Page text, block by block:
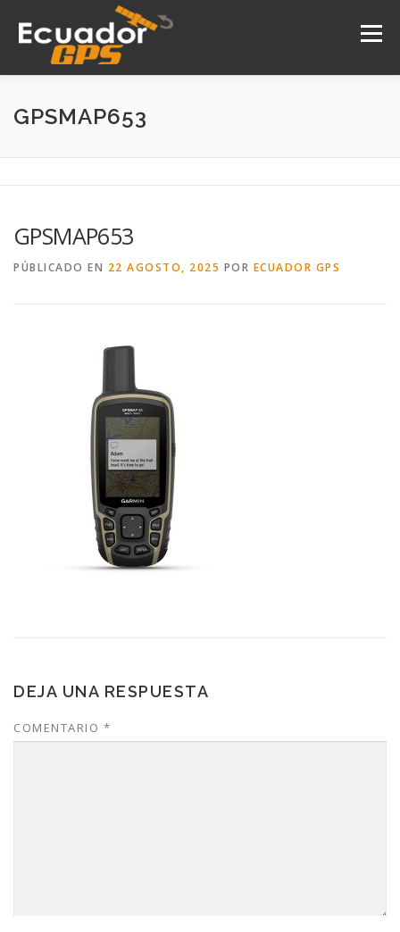
contenido
Menú
INICIO NOSOTROS
GPSMAP653
GPSMAP653
PÚBLICADO EN 22 AGOSTO, 2025 POR ECUADOR GPS
DEJA UNA RESPUESTA
COMENTARIO *